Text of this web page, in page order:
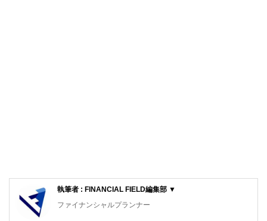
執筆者 : FINANCIAL FIELD編集部 ▼
ファイナンシャルプランナー